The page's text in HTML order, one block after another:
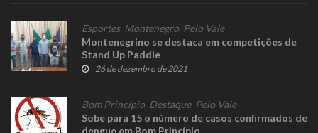
Esportes, Montenegro Pelo Vale
Montenegrino se destaca em competições de
Stand Up Paddle
26 de dezembro de 2021
Bom Princípio Destaque, Pelo Vale
Sobe para 15 o número de casos confirmados de
dengue em Bom Princípio